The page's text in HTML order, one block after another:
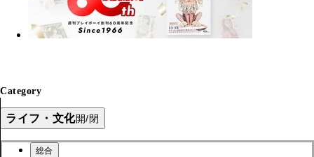
Category
ライフ・文化開/閉
総合